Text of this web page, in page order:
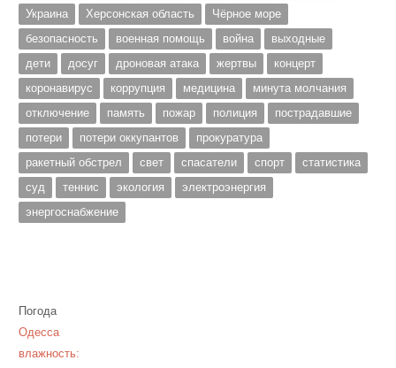
Украина
Херсонская область
Чёрное море
безопасность
военная помощь война
выходные
дети
досуг дроновая атака жертвы
концерт
коронавирус
коррупция медицина
минута молчания
отключение
память пожар полиция
пострадавшие
потери
потери оккупантов
прокуратура
ракетный обстрел
свет спасатели спорт
статистика
суд
теннис экология
электроэнергия
энергоснабжение
Погода
Одесса
влажность: